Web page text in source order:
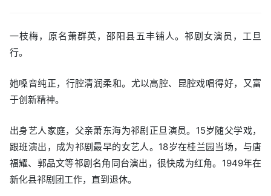
一枝梅，原名萧群英，邵阳县五丰铺人。祁剧女演员，工旦
行。
她嗓音纯正，行腔清润柔和。尤以高腔、昆腔戏唱得好，又富
于创新精神。
出身艺人家庭，父亲萧东海为祁剧正旦演员。15岁随父学戏，
跟班演出，成为祁剧最早的女艺人。18岁在桂兰园当场，与唐
福耀、郭品文等祁剧名角同台演出，很快成为红角。1949年在
新化县祁剧团工作，直到退休。